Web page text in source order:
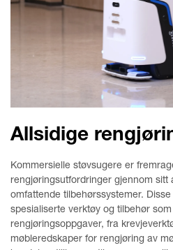
Allsidige
Kommersielle støvsugere er
rengjøringsutfordringer gjennom sitt
omfattende tilbehørssystemer.
spesialiserte verktøy og tilbehør
rengjøringsoppgaver, fra
møbleredskaper for rengjøring av